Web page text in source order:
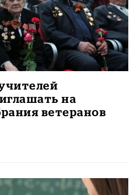
на
ветеранов